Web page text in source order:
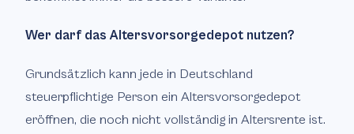
Wer darf das Altersvorsorgedepot nutzen?
Grundsätzlich kann jede in Deutschland
steuerpflichtige Person ein Altersvorsorgedepot
eröffnen, die noch nicht vollständig in Altersrente ist.